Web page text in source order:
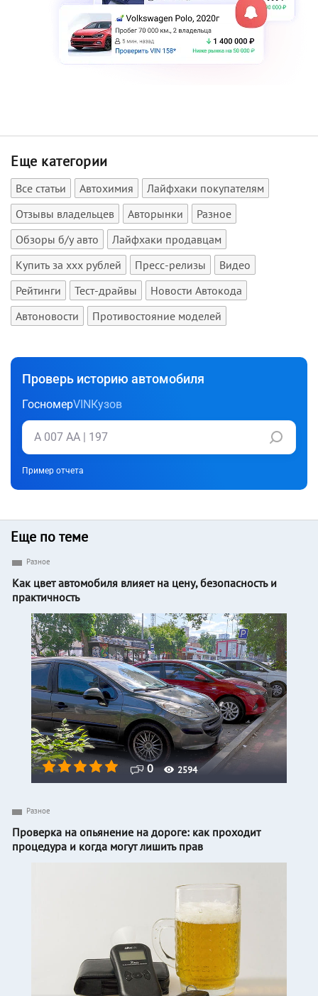
Еще категории
Все статьи Автохимия
Лайфхаки покупателям
Отзывы владельцев
Авторынки
Разное
Обзоры б/у авто
Лайфхаки продавцам
Купить за xxx рублей
Пресс-релизы
Видео
Рейтинги
Тест-драйвы
Новости Автокода
Автоновости
Противостояние моделей
Проверь историю автомобиля
ГосномерVINКузов
Пример отчета
Еще по теме
0 2594
Разное
Как цвет автомобиля влияет на цену, безопасность и
практичность
Разное
Проверка на опьянение на дороге: как проходит
процедура и когда могут лишить прав